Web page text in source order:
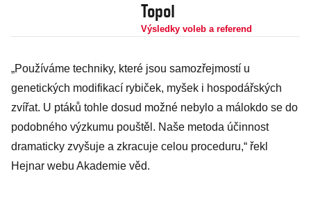
Topol
Výsledky voleb a referend
„Používáme techniky, které jsou samozřejmostí u
genetických modifikací rybiček, myšek i hospodářských
zvířat. U ptáků tohle dosud možné nebylo a málokdo se do
podobného výzkumu pouštěl. Naše metoda účinnost
dramaticky zvyšuje a zkracuje celou proceduru,“ řekl
Hejnar webu Akademie věd.